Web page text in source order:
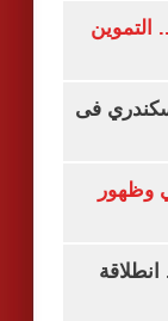
التموين
فى
وظهور